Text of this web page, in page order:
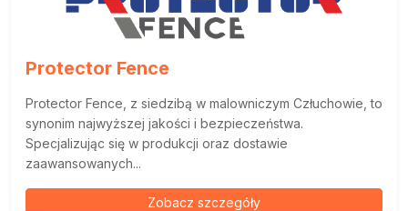
Protector Fence
Protector Fence, z siedzibą w malowniczym Człuchowie, to
synonim najwyższej jakości i bezpieczeństwa.
Specjalizując się w produkcji oraz dostawie
zaawansowanych...
Zobacz szczegóły